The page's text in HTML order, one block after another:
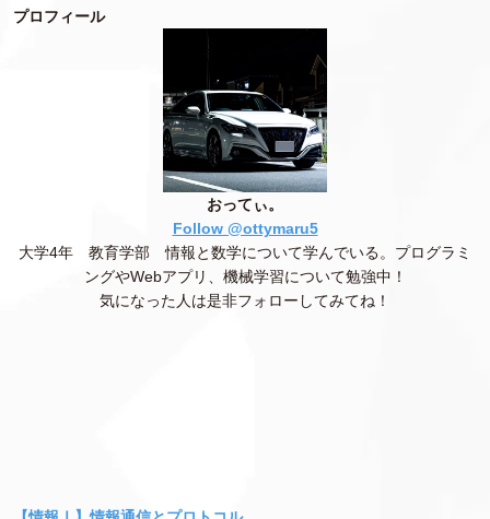
プロフィール
おってぃ。
Follow @ottymaru5
大学4年 教育学部 情報と数学について学んでいる。プログラミ
ングやWebアプリ、機械学習について勉強中！
気になった人は是非フォローしてみてね！